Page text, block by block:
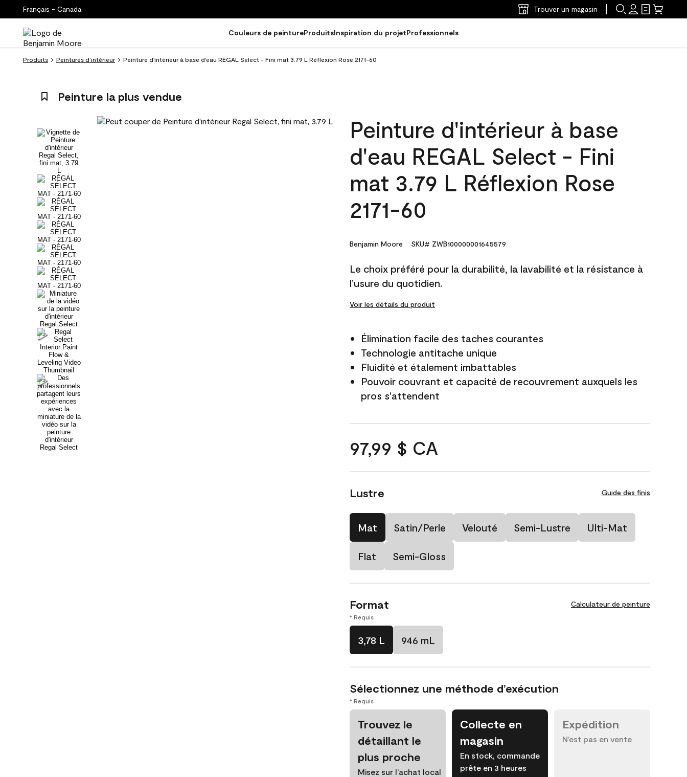
Français - Canada Trouver un magasin
Couleurs de peintureProduitsInspiration du projetProfessionnels
Produits Peintures d’intérieur Peinture d'intérieur à base d'eau REGAL Select - Fini mat 3.79 L Réflexion Rose 2171-60
Peinture la plus vendue
Peinture d'intérieur à base
d'eau REGAL Select - Fini
mat 3.79 L Réflexion Rose
2171-60
Benjamin Moore SKU# ZWB100000001645579
Le choix préféré pour la durabilité, la lavabilité et la résistance à
l’usure du quotidien.
Voir les détails du produit
Élimination facile des taches courantes
Technologie antitache unique
Fluidité et étalement imbattables
Pouvoir couvrant et capacité de recouvrement auxquels les
pros s'attendent
97,99 $ CA
Lustre Guide des finis
Mat Satin/Perle Velouté Semi-Lustre Ulti-Mat
Flat Semi-Gloss
Format Calculateur de peinture
* Requis
3,78 L 946 mL
Sélectionnez une méthode d’exécution
* Requis
Trouvez le
détaillant le
plus proche
Misez sur l’achat local
Collecte en
magasin
En stock, commande
prête en 3 heures
Expédition
N’est pas en vente